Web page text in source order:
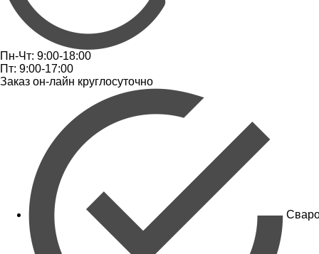
Пн-Чт: 9:00-18:00
Пт: 9:00-17:00
Заказ он-лайн круглосуточно